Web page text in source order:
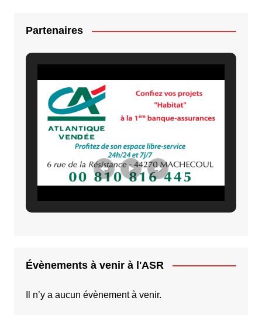
Partenaires
Évènements à venir à l'ASR
Il n’y a aucun évènement à venir.